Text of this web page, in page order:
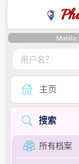
Manila
主页
搜索
所有档案